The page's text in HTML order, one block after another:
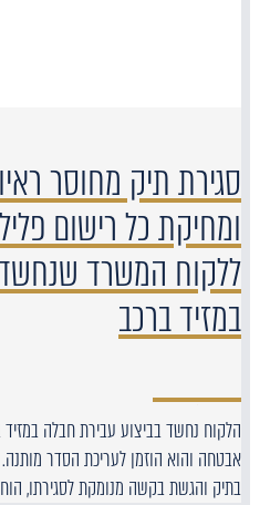
סגירת תיק מחוסר
ומחיקת כל רישום
ללקוח המשרד
במזיד ברכב
הלקוח נחשד בביצוע עבירת חבלה
אבטחה והוא הוזמן לעריכת הסדר
בתיק והגשת בקשה מנומקת לסגירתו,